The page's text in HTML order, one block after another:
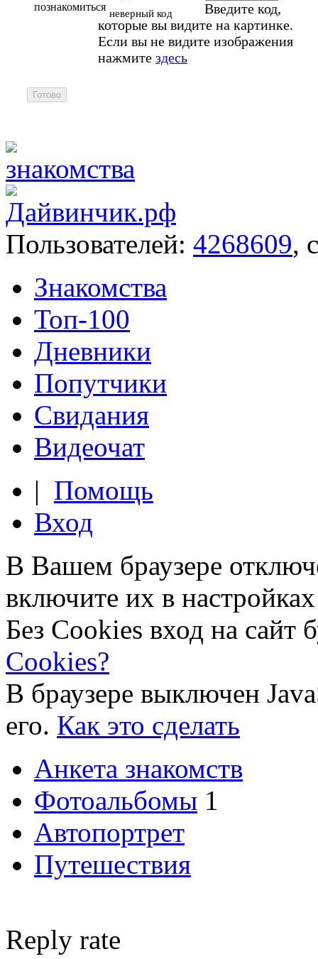
познакомиться
неверный код
Введите код,
которые вы видите на картинке.
Если вы не видите изображения
нажмите здесь
Пользователей: 4268609,
Знакомства
Топ-100
Дневники
Попутчики
Свидания
Видеочат
| Помощь
Вход
В Вашем браузере
включите их в
Без Cookies вход на сайт
Cookies?
В браузере выключен
его. Как это сделать
Анкета знакомств
Фотоальбомы 1
Автопортрет
Путешествия
Reply rate